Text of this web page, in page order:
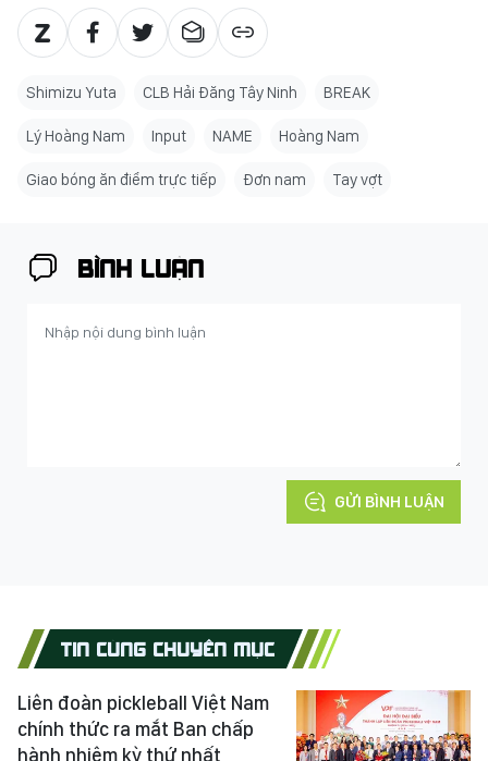
Shimizu Yuta CLB Hải Đăng Tây Ninh BREAK
Lý Hoàng Nam Input NAME Hoàng Nam
Giao bóng ăn điểm trực tiếp Đơn nam Tay vợt
BÌNH LUẬN
GỬI BÌNH LUẬN
TIN CÙNG CHUYÊN MỤC
Liên đoàn pickleball Việt Nam
chính thức ra mắt Ban chấp
hành nhiệm kỳ thứ nhất